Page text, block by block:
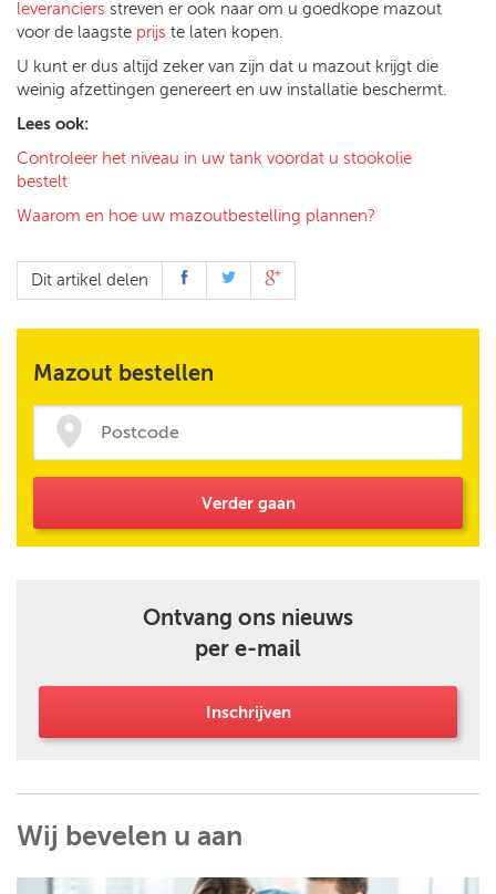
leveranciers streven er ook naar om u goedkope mazout
voor de laagste prijs te laten kopen.
U kunt er dus altijd zeker van zijn dat u mazout krijgt die
weinig afzettingen genereert en uw installatie beschermt.
Lees ook:
Controleer het niveau in uw tank voordat u stookolie
bestelt
Waarom en hoe uw mazoutbestelling plannen?
Dit artikel delen
Mazout bestellen
Verder gaan
Ontvang ons nieuws
per e-mail
Inschrijven
Wij bevelen u aan